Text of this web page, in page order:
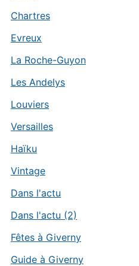
Chartres
Evreux
La Roche-Guyon
Les Andelys
Louviers
Versailles
Haïku
Vintage
Dans l'actu
Dans l'actu (2)
Fêtes à Giverny
Guide à Giverny